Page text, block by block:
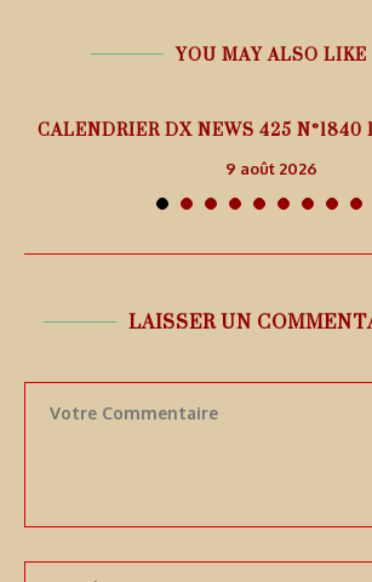
YOU MAY ALSO LIKE
CALENDRIER DX NEWS 425
9 août 2026
LAISSER UN